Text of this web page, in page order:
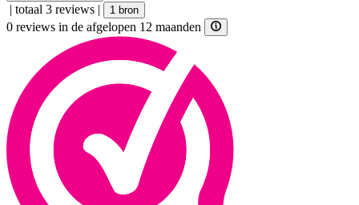
| totaal 3 reviews | 1 bron
0 reviews in de afgelopen 12 maanden